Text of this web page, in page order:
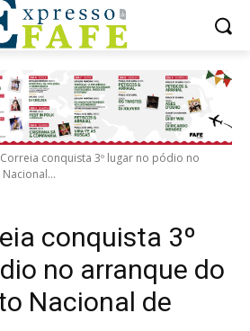
conquista 3º lugar no pódio no
conquista 3º
no arranque do
Nacional de